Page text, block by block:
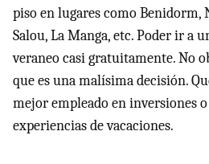
piso en lugares como Benidorm,
Salou, La Manga, etc. Poder ir a
veraneo casi gratuitamente. No
que es una malísima decisión.
mejor empleado en inversiones
experiencias de vacaciones.